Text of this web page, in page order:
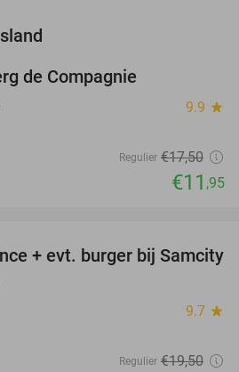
de Compagnie
9.9 star
Regulier €17,50
€11 ,95
29%
+ evt. burger bij Samcity
9.7 star
Regulier €19,50